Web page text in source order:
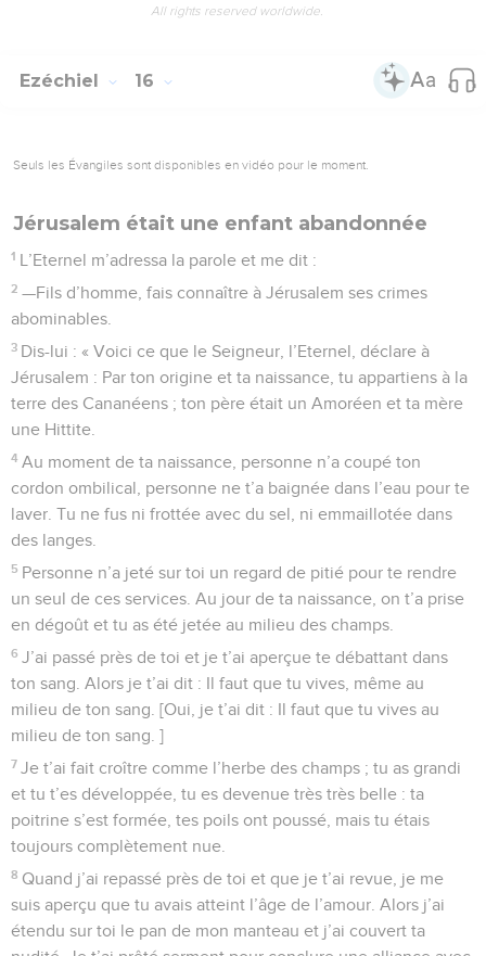
All rights reserved worldwide.
Ezéchiel 16
Seuls les Évangiles sont disponibles en vidéo pour le moment.
Jérusalem était une enfant abandonnée
1 L’Eternel m’adressa la parole et me dit :
2 —Fils d’homme, fais connaître à Jérusalem ses crimes
abominables.
3 Dis-lui : « Voici ce que le Seigneur, l’Eternel, déclare à
Jérusalem : Par ton origine et ta naissance, tu appartiens à la
terre des Cananéens ; ton père était un Amoréen et ta mère
une Hittite.
4 Au moment de ta naissance, personne n’a coupé ton
cordon ombilical, personne ne t’a baignée dans l’eau pour te
laver. Tu ne fus ni frottée avec du sel, ni emmaillotée dans
des langes.
5 Personne n’a jeté sur toi un regard de pitié pour te rendre
un seul de ces services. Au jour de ta naissance, on t’a prise
en dégoût et tu as été jetée au milieu des champs.
6 J’ai passé près de toi et je t’ai aperçue te débattant dans
ton sang. Alors je t’ai dit : Il faut que tu vives, même au
milieu de ton sang. [Oui, je t’ai dit : Il faut que tu vives au
milieu de ton sang. ]
7 Je t’ai fait croître comme l’herbe des champs ; tu as grandi
et tu t’es développée, tu es devenue très très belle : ta
poitrine s’est formée, tes poils ont poussé, mais tu étais
toujours complètement nue.
8 Quand j’ai repassé près de toi et que je t’ai revue, je me
suis aperçu que tu avais atteint l’âge de l’amour. Alors j’ai
étendu sur toi le pan de mon manteau et j’ai couvert ta